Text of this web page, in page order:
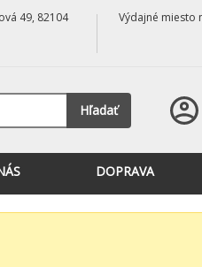
49, 82104 Výdajné miesto
Hľadať
DOPRAVA